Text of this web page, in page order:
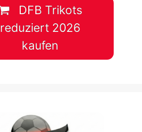
DFB Trikots
reduziert 2026
kaufen